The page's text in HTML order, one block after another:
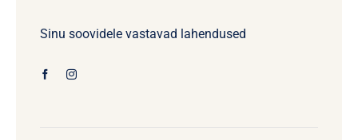
Sinu soovidele vastavad lahendused